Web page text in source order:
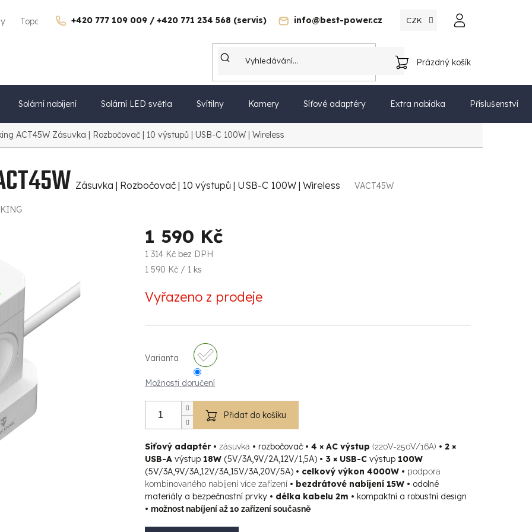
+420 777 109 009 / +420 771 234 568 (servis) info@best-power.cz
Topdon Česko Kontakty Kariéra Dárkové poukazy Katalog CZK
NÁKUPNÍ
KOŠÍK
Prázdný košík
Solární nabíjení Solární LED světla Svítilny Kamery Síťové adaptéry Extra nabídka Příslušenství
ACT45W Zásuvka | Rozbočovač | 10 výstupů | USB-C 100W | Wireless
Zásuvka | Rozbočovač | 10 výstupů | USB-C 100W | Wireless VACT45W
1 590 Kč
1 314 Kč bez DPH
Měrná
1 590 Kč / 1 ks
Vyřazeno z prodeje
Varianta
Možnosti doručení
Přidat do košíku
Síťový adaptér • zásuvka • rozbočovač • 4 × AC výstup (220V-250V/16A) • 2 ×
USB-A výstup 18W (5V/3A,9V/2A,12V/1,5A) • 3 × USB-C výstup 100W
(5V/3A,9V/3A,12V/3A,15V/3A,20V/5A) • celkový výkon 4000W • podpora
kombinovaného nabíjení více zařízení • bezdrátové nabíjení 15W • odolné
materiály a bezpečnostní prvky • délka kabelu 2m • kompaktní a robustní design
• možnost nabíjení až 10 zařízení současně